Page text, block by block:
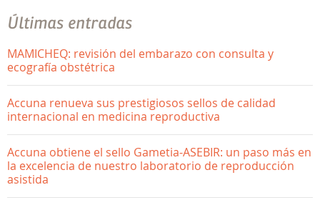
Últimas entradas
MAMICHEQ: revisión del embarazo con consulta y
ecografía obstétrica
Accuna renueva sus prestigiosos sellos de calidad
internacional en medicina reproductiva
Accuna obtiene el sello Gametia-ASEBIR: un paso más en
la excelencia de nuestro laboratorio de reproducción
asistida